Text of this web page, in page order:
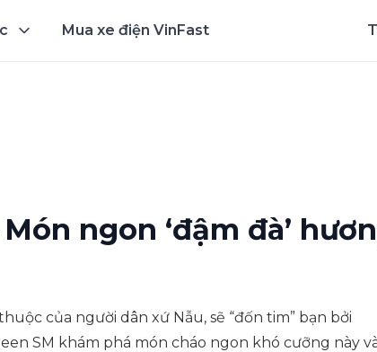
Mua xe điện VinFast
ngon ‘đậm đà’
của người dân xứ Nẫu, sẽ “đốn tim” bạn bởi
SM khám phá món cháo ngon khó cưỡng này